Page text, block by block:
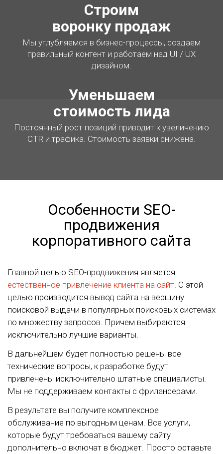
Строим
воронку продаж
Мы углубляемся в бизнес-процессы, создаем
правильный контент и работаем над UI / UX
дизайном.
Уменьшаем
стоимость лида
Постоянный рост позиций приводит к увеличению
CTR и трафика. Стоимость заявки снижена.
Особенности SEO-
продвижения
корпоративного сайта
Главной целью SEO-продвижения является
естественное привлечение клиента на сайт . С этой
целью производится вывод сайта на вершину
поисковой выдачи в популярных поисковых системах
по множеству запросов. Причем выбираются
исключительно лучшие варианты.
В дальнейшем будет полностью решены все
технические вопросы, к разработке будут
привлечены исключительно штатные специалисты.
Мы не поддерживаем контакты с фрилансерами.
В результате вы получите комплексное
обслуживание по выгодным ценам. Все услуги,
которые будут требоваться вашему сайту
дополнительно включат в бюджет. Просто оставьте